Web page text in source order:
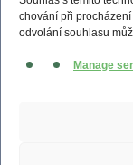
chování při
odvolání souhlasu
Manage
Novinky
Tiskové zprávy
Kontakt